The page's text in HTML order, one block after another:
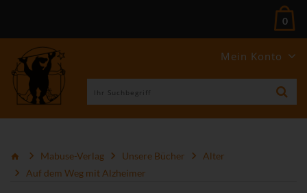
Mein Konto
0
Mabuse-Verlag Unsere Bücher
Alter
Auf dem Weg mit Alzheimer